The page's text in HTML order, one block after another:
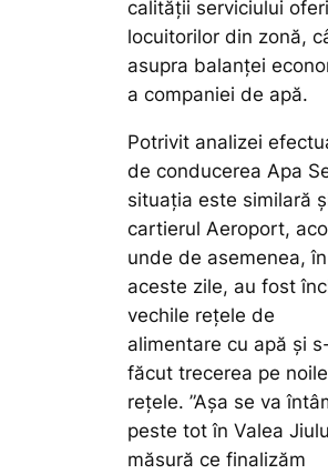
calității serviciului
locuitorilor din zonă,
asupra balanței
a companiei de apă.
Potrivit analizei
de conducerea Apa
situația este similară
cartierul Aeroport,
unde de asemenea, în
aceste zile, au fost
vechile rețele de
alimentare cu apă și
făcut trecerea pe noile
rețele.”Așa se va
peste tot în Valea
măsură ce finalizăm